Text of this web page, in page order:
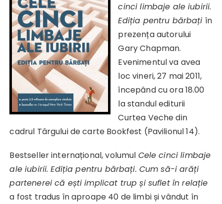
cinci limbaje ale iubirii.
Ediția pentru bărbați în
prezența autorului
Gary Chapman.
Evenimentul va avea
loc vineri, 27 mai 2011,
începând cu ora 18.00
la standul editurii
Curtea Veche din
cadrul Târgului de carte Bookfest (Pavilionul 14).
Bestseller internațional, volumul Cele cinci limbaje
ale iubirii. Ediția pentru bărbați. Cum să-i arăți
partenerei că ești implicat trup și suflet în relație
a fost tradus în aproape 40 de limbi și vândut în